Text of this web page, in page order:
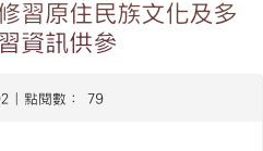
習原住民族文化及多
資訊供參
| 點閱數： 79